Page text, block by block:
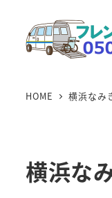
HOME 横浜なみ
横浜な